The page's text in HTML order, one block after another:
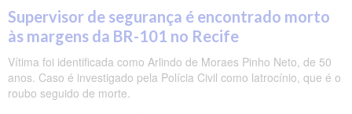
Supervisor de segurança é encontrado morto
às margens da BR-101 no Recife
Vítima foi identificada como Arlindo de Moraes Pinho Neto, de 50
anos. Caso é investigado pela Polícia Civil como latrocínio, que é o
roubo seguido de morte.